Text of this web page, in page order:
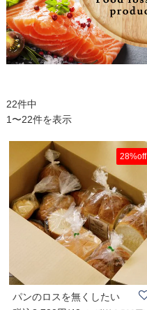
22件中
1〜22件を表示
28%off
パンのロスを無くしたい